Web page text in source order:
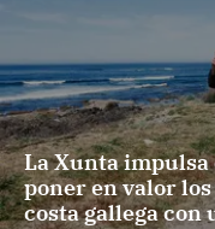
La Xunta
poner en valor
costa gallega